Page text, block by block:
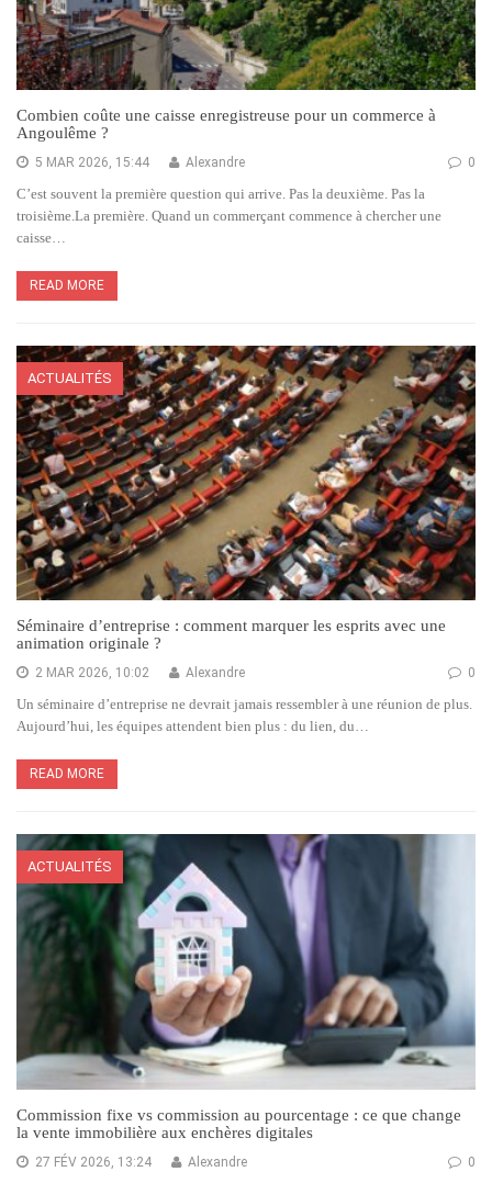
Combien coûte une caisse enregistreuse pour un commerce à
Angoulême ?
5 MAR 2026, 15:44 0
Alexandre
C’est souvent la première question qui arrive. Pas la deuxième. Pas la
troisième.La première. Quand un commerçant commence à chercher une
caisse…
READ MORE
ACTUALITÉS
Séminaire d’entreprise : comment marquer les esprits avec une
animation originale ?
2 MAR 2026, 10:02 0
Alexandre
Un séminaire d’entreprise ne devrait jamais ressembler à une réunion de plus.
Aujourd’hui, les équipes attendent bien plus : du lien, du…
READ MORE
ACTUALITÉS
Commission fixe vs commission au pourcentage : ce que change
la vente immobilière aux enchères digitales
27 FÉV 2026, 13:24 0
Alexandre